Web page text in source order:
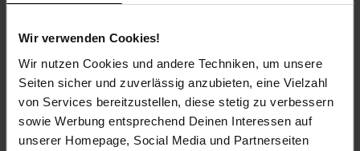
Wir verwenden Cookies!
Wir nutzen Cookies und andere Techniken, um unsere
Seiten sicher und zuverlässig anzubieten, eine Vielzahl
von Services bereitzustellen, diese stetig zu verbessern
sowie Werbung entsprechend Deinen Interessen auf
unserer Homepage, Social Media und Partnerseiten
Jetzt zum Newsletter anmelden